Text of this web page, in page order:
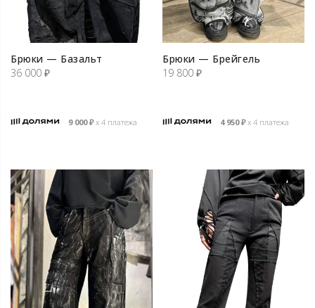
Брюки — Базальт
36 000 ₽
9 000₽х 4 платежа
Брюки — Брейгель
19 800 ₽
4 950₽х 4 платежа